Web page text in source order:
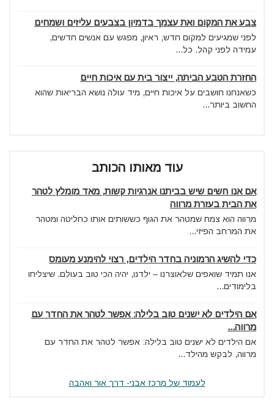
צבע את המקום ואת עצמך בדמיון בצבעים עליזים ושמחים
לפני שמגיעים למקום חדש, ראיון, מפגש עם אנשים חדשים,
עמידה לפני קהל. כל...
החזרת הטבע הביתה, ייצור בית עם איכות חיים
כשאנחנו חושבים על איכות חיים, מיד עולה נושא הבריאות שהוא
החשוב ביותר...
עוד מאותו הכותב
אם אנו חשים שיש בביתנו אנרגיות קשות, מאד מומלץ לטהר
את הבית בעזרת מרווה
מרווה הוא צמח שמטהר את הגוף כששותים אותו כחליטה ומטהר
את המרחב הפיזי...
כדי להשיג הרמוניה בחדר הילדים, רצוי להימנע מעומס
אנו תמיד שואפים שלאוצרנו – ילדנו, יהיה הכי טוב בעולם. שיצליחו
בלימודים...
אם הילדים לא ישנים טוב בלילה: אפשר לטהר את החדר עם
מרווה...
אם הילדים לא ישנים טוב בלילה: אפשר לטהר את החדר עם
מרווה, לבקש מהילד...
לעמוד של מרכז אבני- דרך אור ואהבה